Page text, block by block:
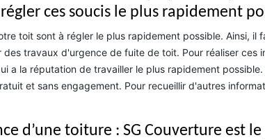
ces soucis le plus rapidement
toit sont à régler le plus rapidement possible. Ainsi, il
travaux d'urgence de fuite de toit. Pour réaliser ces
a la réputation de travailler le plus rapidement
et sans engagement. Pour recueillir d'autres
d’une toiture : SG Couverture est